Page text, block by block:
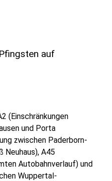
auf
(Einschränkungen
und Porta
zwischen Paderborn-
Neuhaus), A45
Autobahnverlauf) und
Wuppertal-